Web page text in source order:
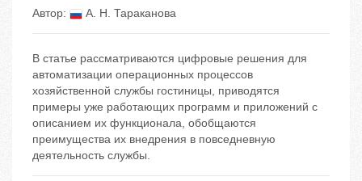
Автор: А. Н. Тараканова
В статье рассматриваются цифровые решения для
автоматизации операционных процессов
хозяйственной службы гостиницы, приводятся
примеры уже работающих программ и приложений с
описанием их функционала, обобщаются
преимущества их внедрения в повседневную
деятельность службы.